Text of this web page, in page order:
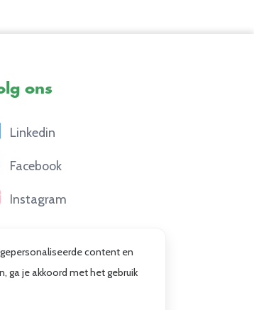
ons
Linkedin
Facebook
Instagram
content en
ga je akkoord met het gebruik